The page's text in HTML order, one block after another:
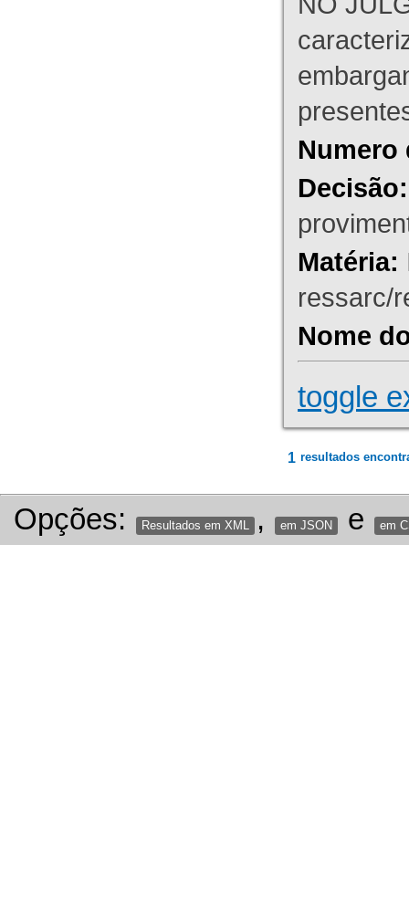
Numero
Decisão:
Matéria:
ressarc/
Nome
toggle
1 resultados
Opções: Resultados em XML , em JSON e em